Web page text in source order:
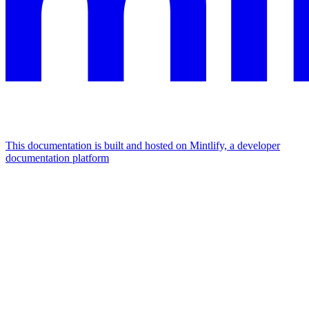
This documentation is built and hosted on Mintlify, a developer
documentation platform